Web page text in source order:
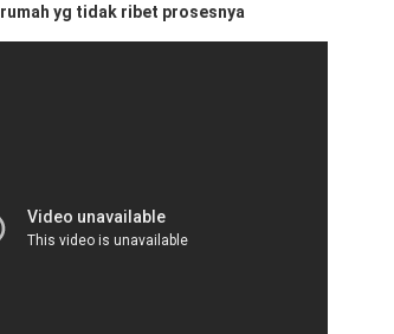
rumah yg tidak ribet prosesnya